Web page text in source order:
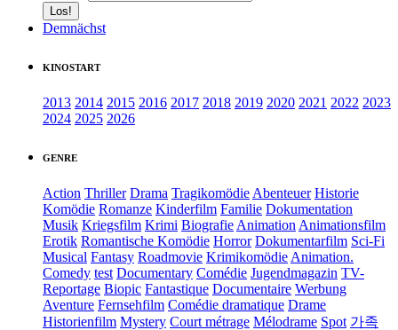
Demnächst
KINOSTART
2013 2014 2015 2016 2017 2018 2019 2020 2021 2022 2023
2024 2025 2026
GENRE
Action Thriller Drama Tragikomödie Abenteuer Historie
Komödie Romanze Kinderfilm Familie Dokumentation
Musik Kriegsfilm Krimi Biografie Animation Animationsfilm
Erotik Romantische Komödie Horror Dokumentarfilm Sci-Fi
Musical Fantasy Roadmovie Krimikomödie Animation.
Comedy test Documentary Comédie Jugendmagazin TV-
Reportage Biopic Fantastique Documentaire Werbung
Aventure Fernsehfilm Comédie dramatique Drame
Historienfilm Mystery Court métrage Mélodrame Spot 가족